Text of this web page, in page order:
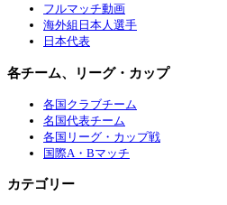
フルマッチ動画
海外組日本人選手
日本代表
各チーム、リーグ・カップ
各国クラブチーム
名国代表チーム
各国リーグ・カップ戦
国際A・Bマッチ
カテゴリー